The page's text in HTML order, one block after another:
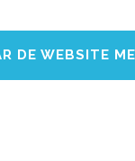
DE WEBSITE